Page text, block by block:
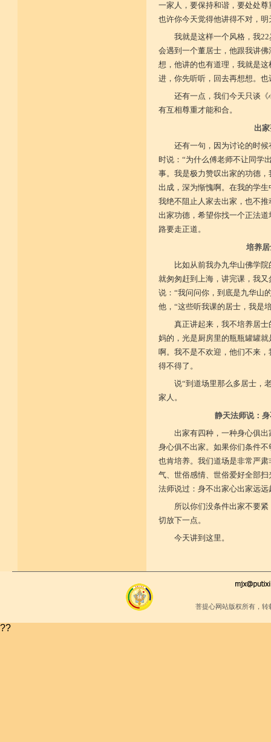
一家人，要保持和谐，要处处
也许你今天觉得他讲得不对，
我就是这样一个风格，我
会遇到一个董居士，他跟我讲
想，他讲的也有道理，我就是
进，你先听听，回去再想想。
还有一点，我们今天只谈
有互相尊重才能和合。
出
还有一句，因为讨论的时
时说：“为什么傅老师不让同学
事。我是极力赞叹出家的功德
出成，深为惭愧啊。在我的学
我绝不阻止人家去出家，也不
出家功德，希望你找一个正法
路要走正道。
培养
比如从前我办九华山佛学
就匆匆赶到上海，讲完课，我
说：“我问问你，到底是九华山
他，“这些听我课的居士，我是
真正讲起来，我不培养居
妈的，光是厨房里的瓶瓶罐罐
啊。我不是不欢迎，他们不来
得不得了。
说“到道场里那么多居士，
家人。
静天法师说：
出家有四种，一种身心俱
身心俱不出家。如果你们条件
也肯培养。我们道场是非常严
气、世俗感情、世俗爱好全部
法师说过：身不出家心出家远
所以你们没条件出家不要
切放下一点。
今天讲到这里。
菩提心网站版权所有，
??